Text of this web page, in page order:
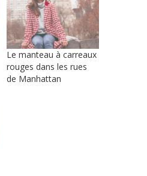
Le manteau à carreaux
rouges dans les rues
de Manhattan